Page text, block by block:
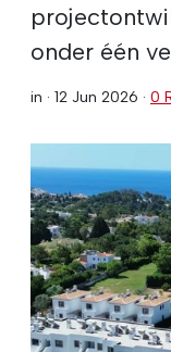
onder één
in · 12 Jun 2026 · 0